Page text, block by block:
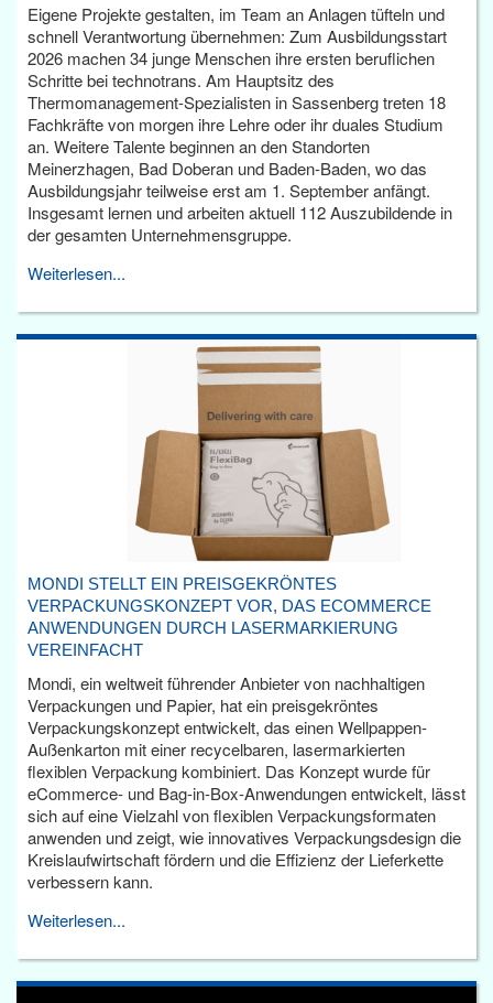
Eigene Projekte gestalten, im Team an Anlagen tüfteln und
schnell Verantwortung übernehmen: Zum Ausbildungsstart
2026 machen 34 junge Menschen ihre ersten beruflichen
Schritte bei technotrans. Am Hauptsitz des
Thermomanagement-Spezialisten in Sassenberg treten 18
Fachkräfte von morgen ihre Lehre oder ihr duales Studium
an. Weitere Talente beginnen an den Standorten
Meinerzhagen, Bad Doberan und Baden-Baden, wo das
Ausbildungsjahr teilweise erst am 1. September anfängt.
Insgesamt lernen und arbeiten aktuell 112 Auszubildende in
der gesamten Unternehmensgruppe.
Weiterlesen...
MONDI STELLT EIN PREISGEKRÖNTES
VERPACKUNGSKONZEPT VOR, DAS ECOMMERCE
ANWENDUNGEN DURCH LASERMARKIERUNG
VEREINFACHT
Mondi, ein weltweit führender Anbieter von nachhaltigen
Verpackungen und Papier, hat ein preisgekröntes
Verpackungskonzept entwickelt, das einen Wellpappen-
Außenkarton mit einer recycelbaren, lasermarkierten
flexiblen Verpackung kombiniert. Das Konzept wurde für
eCommerce- und Bag-in-Box-Anwendungen entwickelt, lässt
sich auf eine Vielzahl von flexiblen Verpackungsformaten
anwenden und zeigt, wie innovatives Verpackungsdesign die
Kreislaufwirtschaft fördern und die Effizienz der Lieferkette
verbessern kann.
Weiterlesen...